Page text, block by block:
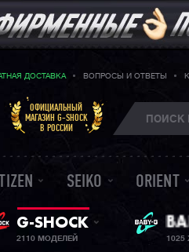
ДОСТАВКА ВОПРОСЫ И ОТВЕТЫ
ОФИЦИАЛЬНЫЙ
МАГАЗИН G-SHOCK
В РОССИИ
SEIKO ORIENT
G-SHOCK
2110 МОДЕЛЕЙ